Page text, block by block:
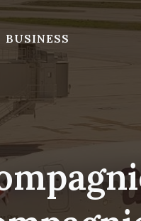
BUSINESS